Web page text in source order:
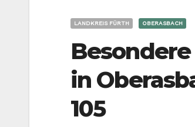
LANDKREIS FÜRTH OBERASBACH
in
105